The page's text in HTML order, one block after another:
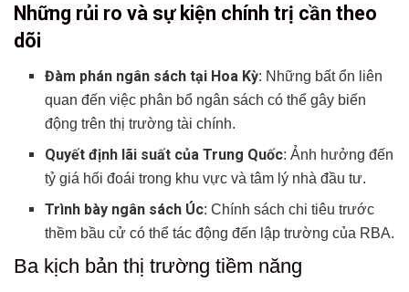
Những rủi ro và sự kiện chính trị cần theo
dõi
Đàm phán ngân sách tại Hoa Kỳ: Những bất ổn liên
quan đến việc phân bổ ngân sách có thể gây biến
động trên thị trường tài chính.
Quyết định lãi suất của Trung Quốc: Ảnh hưởng đến
tỷ giá hối đoái trong khu vực và tâm lý nhà đầu tư.
Trình bày ngân sách Úc: Chính sách chi tiêu trước
thềm bầu cử có thể tác động đến lập trường của RBA.
Ba kịch bản thị trường tiềm năng